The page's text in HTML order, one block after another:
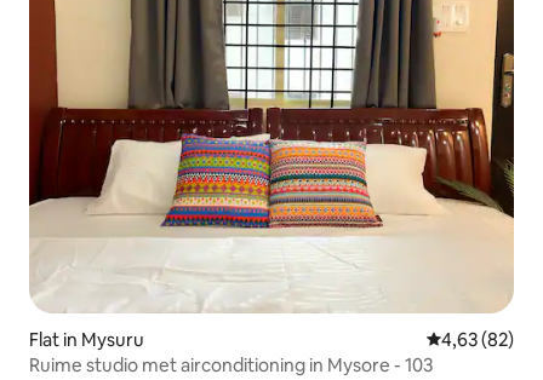
Flat in Mysuru Gemiddelde
4,63 (82)
Ruime studio met airconditioning in Mysore - 103